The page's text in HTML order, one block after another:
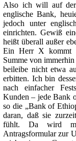
Also ich will auf der
englische Bank,
jedoch unter
einrichten. Gewiß
heißt überall außer
Ein Herr X kommt
Summe von
beileibe nicht etwa
erbitten. Ich bin
nach einfacher
Kunden – jede Bank
so die „Bank of
daran, daß sie
fühlt. Da wird
Antragsformular zur